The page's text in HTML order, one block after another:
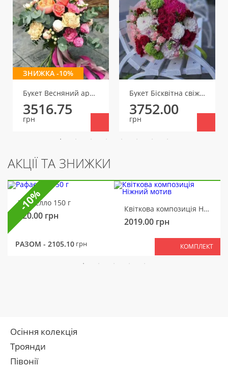
ЗНИЖКА -10%
Букет Весняний аромат
3516.75
грн
Букет Бісквітна свіжість
3752.00
грн
АКЦІЇ ТА ЗНИЖКИ
Рафаелло 150 г
320.00 грн
Квіткова композиція Ніжний мотив
2019.00 грн
РАЗОМ - 2105.10 грн КОМПЛЕКТ
-10%
Осіння колекція
Троянди
Півонії